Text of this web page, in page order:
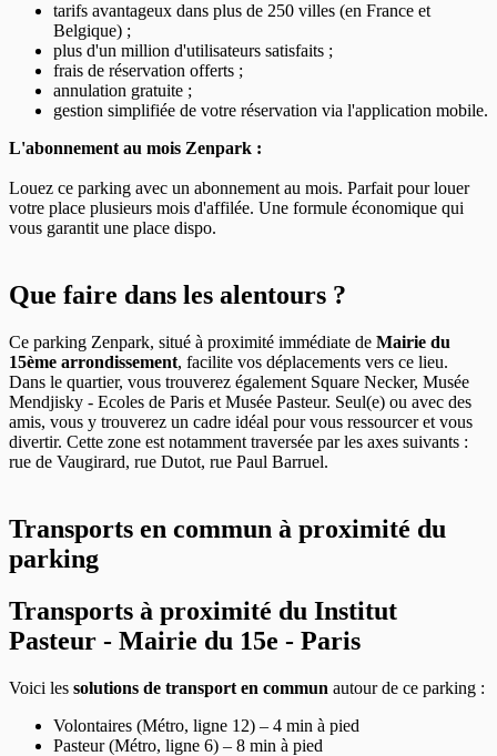
tarifs avantageux dans plus de 250 villes (en France et
Belgique) ;
plus d'un million d'utilisateurs satisfaits ;
frais de réservation offerts ;
annulation gratuite ;
gestion simplifiée de votre réservation via l'application mobile.
L'abonnement au mois Zenpark :
Louez ce parking avec un abonnement au mois. Parfait pour louer
votre place plusieurs mois d'affilée. Une formule économique qui
vous garantit une place dispo.
Que faire dans les alentours ?
Ce parking Zenpark, situé à proximité immédiate de Mairie du
15ème arrondissement, facilite vos déplacements vers ce lieu.
Dans le quartier, vous trouverez également Square Necker, Musée
Mendjisky - Ecoles de Paris et Musée Pasteur. Seul(e) ou avec des
amis, vous y trouverez un cadre idéal pour vous ressourcer et vous
divertir. Cette zone est notamment traversée par les axes suivants :
rue de Vaugirard, rue Dutot, rue Paul Barruel.
Transports en commun à proximité du
parking
Transports à proximité du Institut
Pasteur - Mairie du 15e - Paris
Voici les solutions de transport en commun autour de ce parking :
Volontaires (Métro, ligne 12) – 4 min à pied
Pasteur (Métro, ligne 6) – 8 min à pied